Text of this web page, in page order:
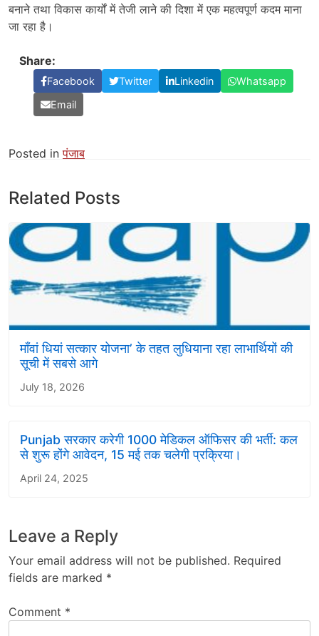
बनाने तथा विकास कार्यों में तेजी लाने की दिशा में एक महत्वपूर्ण कदम माना
जा रहा है।
Share:
Facebook Twitter Linkedin
Whatsapp
Email
Posted inपंजाब
Related Posts
माँवां धियां सत्कार योजना’ के तहत लुधियाना रहा लाभार्थियों की
सूची में सबसे आगे
July 18, 2026
Punjab सरकार करेगी 1000 मेडिकल ऑफिसर की भर्ती: कल
से शुरू होंगे आवेदन, 15 मई तक चलेगी प्रक्रिया।
April 24, 2025
Leave a Reply
Your email address will not be published. Required
fields are marked *
Comment *